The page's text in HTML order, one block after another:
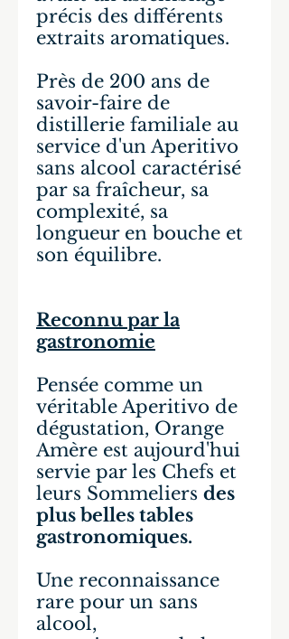
précis des différents
extraits aromatiques.
Près de 200 ans de
savoir-faire de
distillerie familiale au
service d'un Aperitivo
sans alcool caractérisé
par sa fraîcheur, sa
complexité, sa
longueur en bouche et
son équilibre.
Reconnu par la
gastronomie
Pensée comme un
véritable Aperitivo de
dégustation, Orange
Amère est aujourd'hui
servie par les Chefs et
leurs Sommeliers des
plus belles tables
gastronomiques.
Une reconnaissance
rare pour un sans
alcool,